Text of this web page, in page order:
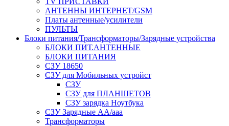
АНТЕННЫ ИНТЕРНЕТ/GSM
Платы антенные/усилители
ПУЛЬТЫ
Блоки питания/Трансформаторы/Зарядные устройства
БЛОКИ ПИТ.АНТЕННЫЕ
БЛОКИ ПИТАНИЯ
СЗУ 18650
СЗУ для Мобильных устройст
СЗУ
СЗУ для ПЛАНШЕТОВ
СЗУ зарядка Ноутбука
СЗУ Зарядные АА/ааа
Трансформаторы